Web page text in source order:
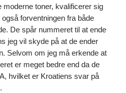
toner, kvalificerer sig
forventningen fra både
De spår nummeret til at ende
jeg vil skyde på at de ender
Selvom om jeg må erkende at
er meget bedre end da de
hvilket er Kroatiens svar på